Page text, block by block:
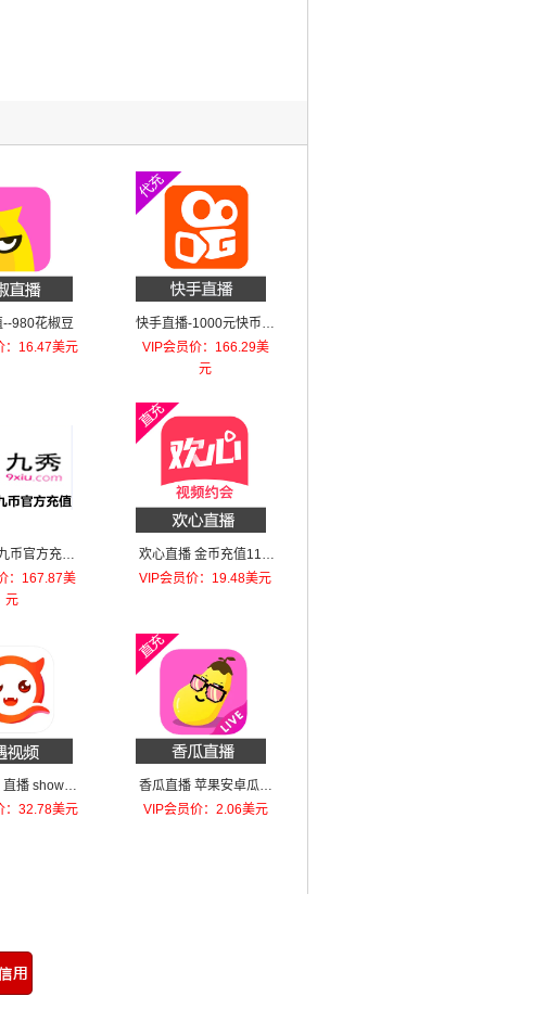
980花椒豆
：16.47美元
快手直播-1000元快币直
充
VIP会员价：166.29美
元
币官方充值-
元
：167.87美
元
欢心直播 金币充值11.8
万金币
VIP会员价：19.48美元
播 show金
号充值19800
：32.78美元
香瓜直播 苹果安卓瓜币
充值388瓜币
VIP会员价：2.06美元